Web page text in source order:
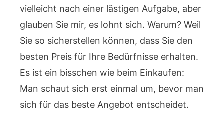
vielleicht nach einer lästigen Aufgabe, aber
glauben Sie mir, es lohnt sich. Warum? Weil
Sie so sicherstellen können, dass Sie den
besten Preis für Ihre Bedürfnisse erhalten.
Es ist ein bisschen wie beim Einkaufen:
Man schaut sich erst einmal um, bevor man
sich für das beste Angebot entscheidet.